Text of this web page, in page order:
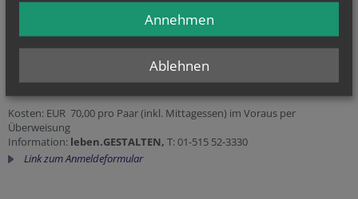
21. 11. 2026|9 - 17 h |2120 Wolkersdorf
2120 Wolkersdorf * Mittelstraße 40 * Pfarrzentrum Wolkersdorf
eheLEBEN - Eheseminar für Brautpaare
Referenten: Elisabeth und Herbert Kraus
Kosten: EUR 70,00 pro Paar (inkl. Mittagessen) im Voraus per
Überweisung
Information: leben.GESTALTEN, T: 01-515 52-3330
Link zum Anmeldeformular
Ablehnen
Annehmen